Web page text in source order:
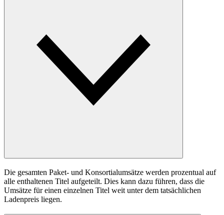
Die gesamten Paket- und Konsortialumsätze werden prozentual auf
alle enthaltenen Titel aufgeteilt. Dies kann dazu führen, dass die
Umsätze für einen einzelnen Titel weit unter dem tatsächlichen
Ladenpreis liegen.